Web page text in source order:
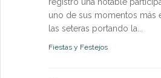
uno de sus momentos más
las seteras portando la...
Fiestas y Festejos